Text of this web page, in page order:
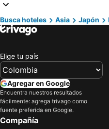
Hoteles en Los Cabos
Hoteles en Isla Margarita
Hoteles en Risaralda
Hoteles en Quindío
Hoteles en Jamaica
Hoteles en Bahamas
Hoteles en Florida
Hoteles en Portugal
Busca hoteles Asia Japón
Elige tu país
Agregar en Google
Encuentra nuestros resultados
fácilmente: agrega trivago como
fuente preferida en Google.
Compañía